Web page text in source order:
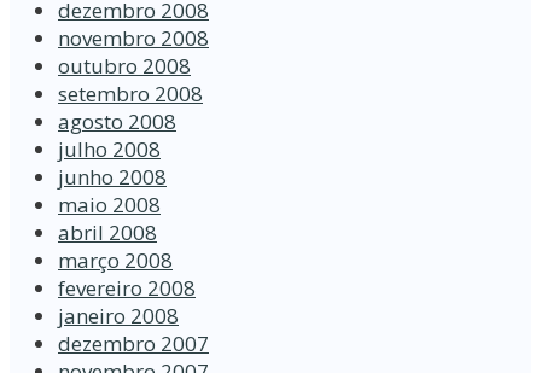
dezembro 2008
novembro 2008
outubro 2008
setembro 2008
agosto 2008
julho 2008
junho 2008
maio 2008
abril 2008
março 2008
fevereiro 2008
janeiro 2008
dezembro 2007